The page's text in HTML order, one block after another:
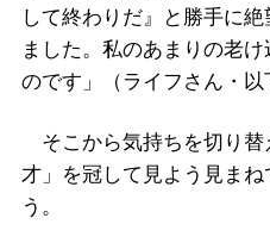
して終わりだ』と勝手に
ました。私のあまりの老
のです」（ライフさん・以
そこから気持ちを切り替
才」を冠して見よう見ま
う。